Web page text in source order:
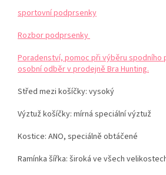
sportovní podprsenky
Rozbor podprsenky
Poradenství, pomoc při výběru spodního
osobní odběr v prodejně Bra Hunting.
Střed mezi košíčky: vysoký
Výztuž košíčky: mírná speciální výztuž
Kostice: ANO, speciálně obtáčené
Ramínka šířka: široká ve všech